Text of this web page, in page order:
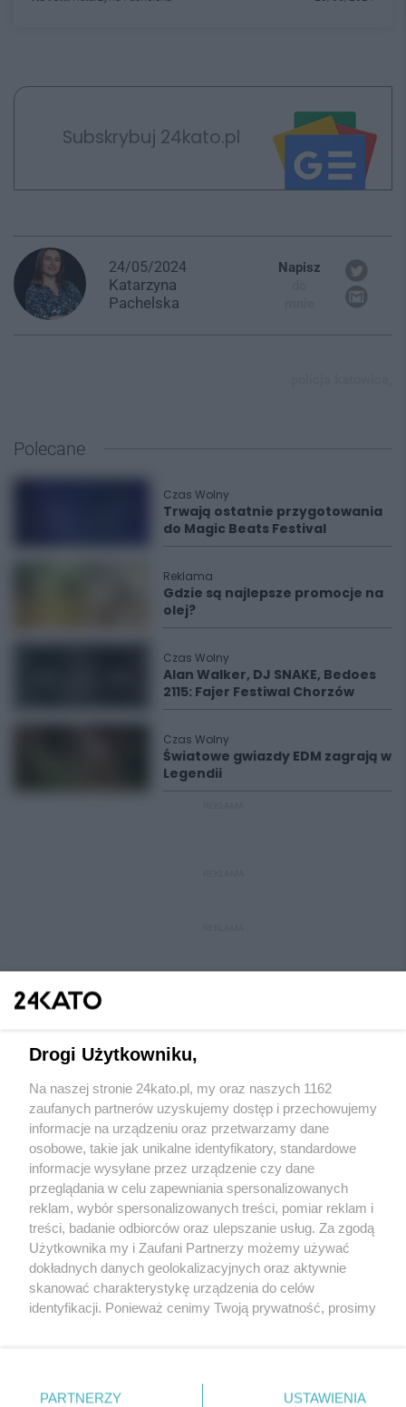
Subskrybuj 24kato.pl
24/05/2024
Katarzyna
Pachelska
Napisz
Polecane
Czas Wolny
Trwają ostatnie przygotowania
do Magic Beats Festival
Reklama
Gdzie są najlepsze promocje na
olej?
Czas Wolny
Alan Walker, DJ SNAKE, Bedoes
2115: Fajer Festiwal Chorzów
Czas Wolny
Światowe gwiazdy EDM zagrają w
Legendii
Wydawca mediów lokalnych
Nie zapomnij
zapoznać się z:
polityką prywatności regulamin korzystania z portali
Twojemiasto
Piekary Śląskie
Chorzów
Tarnowskie Góry
Gliwice
Skontakuj sięz nami
Kontakt
Wydawca
Redakcja
Drogi Użytkowniku,
Na naszej stronie 24kato.pl, my oraz naszych 1162
zaufanych partnerów uzyskujemy dostęp i przechowujemy
informacje na urządzeniu oraz przetwarzamy dane
osobowe, takie jak unikalne identyfikatory, standardowe
informacje wysyłane przez urządzenie czy dane
przeglądania w celu zapewniania spersonalizowanych
reklam, wybór spersonalizowanych treści, pomiar reklam i
treści, badanie odbiorców oraz ulepszanie usług. Za zgodą
Użytkownika my i Zaufani Partnerzy możemy używać
dokładnych danych geolokalizacyjnych oraz aktywnie
skanować charakterystykę urządzenia do celów
identyfikacji. Ponieważ cenimy Twoją prywatność, prosimy
prywatności znajdujący się w lewym dolnym rogu strony
PARTNERZY USTAWIENIA